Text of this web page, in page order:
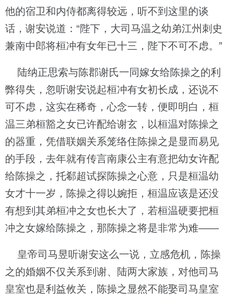
他的宿卫和内侍都离得较远，听不到这里的谈
话，谢安说道：“陛下，大司马温之幼弟江州刺史
兼南中郎将桓冲有女年已十三，陛下不可不虑。”
陆纳正思索与陈郡谢氏一同嫁女给陈操之的利
弊得失，忽听谢安说起桓冲有女初长成，还说不
可不虑，这实在稀奇，心念一转，便即明白，桓
温三弟桓豁之女已许配给谢玄，以桓温对陈操之
的器重，凭借联姻关系笼络住陈操之是显而易见
的手段，去年就有传言南康公主有意把幼女许配
给陈操之，托郗超试探陈操之心意，只是桓温幼
女才十一岁，陈操之得以婉拒，桓温应该是还没
有想到其弟桓冲之女也长大了，若桓温硬要把桓
冲之女嫁给陈操之，那陈操之将是非常为难——
皇帝司马昱听谢安这么一说，立感危机，陈操
之的婚姻不仅关系到谢、陆两大家族，对他司马
皇室也是利益攸关，陈操之显然不能娶司马皇室